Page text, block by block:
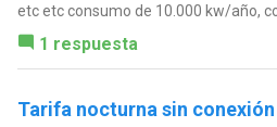
etc etc consumo de 10.000 kw/año,
1 respuesta
Tarifa nocturna sin conexión